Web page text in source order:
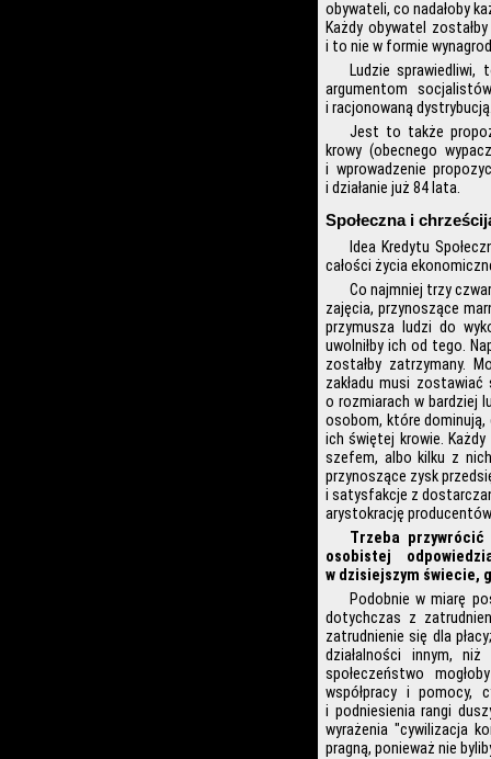
obywateli, co nadałoby
Każdy obywatel
i to nie w formie
Ludzie
argumentom
i racjonowaną
Jest to także
krowy (obecnego
i wprowadzenie
i działanie już 84 lata.
Społeczna i
Idea Kredytu
całości życia
Co najmniej trzy
zajęcia, przynoszące
przymusza ludzi do
uwolniłby ich od tego.
zostałby zatrzymany.
zakładu musi
o rozmiarach w bardziej
osobom, które dominują,
ich świętej krowie.
szefem, albo kilku z
przynoszące zysk
i satysfakcje z
arystokrację
Trzeba
osobistej
w dzisiejszym świecie,
Podobnie w miarę
dotychczas z
zatrudnienie się dla
działalności innym,
społeczeństwo
współpracy i pomocy,
i podniesienia rangi
wyrażenia "cywilizacja
pragną, ponieważ nie